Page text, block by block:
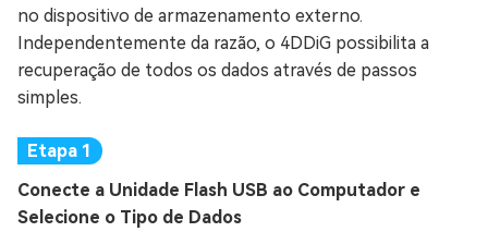
no dispositivo de armazenamento externo.
Independentemente da razão, o 4DDiG possibilita a
recuperação de todos os dados através de passos
simples.
Conecte a Unidade Flash USB ao Computador e
Selecione o Tipo de Dados